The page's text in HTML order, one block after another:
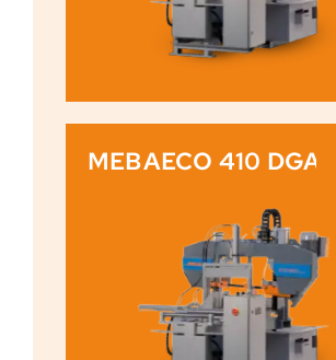
MEBAECO 410 DGA